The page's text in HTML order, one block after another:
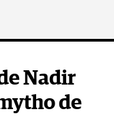
Nadir
de